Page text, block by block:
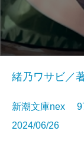
緒乃ワサビ／
新潮文庫nex
2024/06/26